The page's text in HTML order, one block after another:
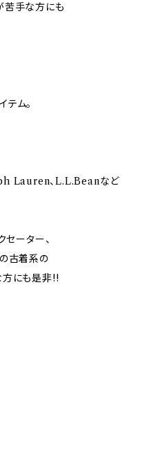
苦手な方にも
ム。
Lauren、L.L.Beanなど
セーター、
古着系の
方にも是非!!